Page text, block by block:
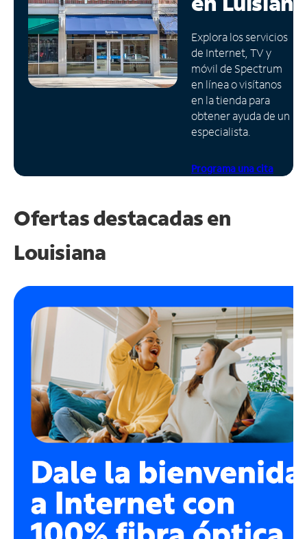
Administrar
cuenta
Encuentra
una
tienda
Explora los servicios
de Internet, TV y
móvil de Spectrum
en línea o visítanos
en la tienda para
obtener ayuda de un
especialista.
Programa una cita
Ofertas destacadas en
Louisiana